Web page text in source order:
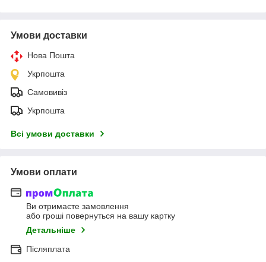
Умови доставки
Нова Пошта
Укрпошта
Самовивіз
Укрпошта
Всі умови доставки
Умови оплати
Ви отримаєте замовлення
або гроші повернуться на вашу картку
Детальніше
Післяплата